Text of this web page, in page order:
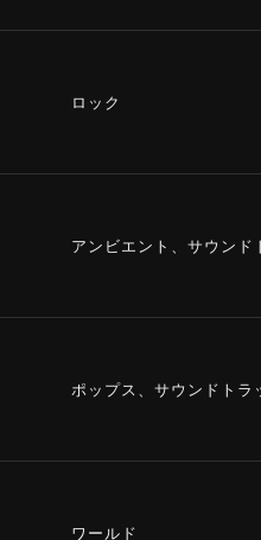
ロック
アンビエント、サウンド
ポップス、サウンドトラ
ワールド